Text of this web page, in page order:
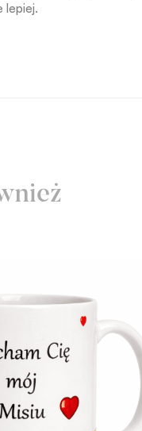
lepiej.